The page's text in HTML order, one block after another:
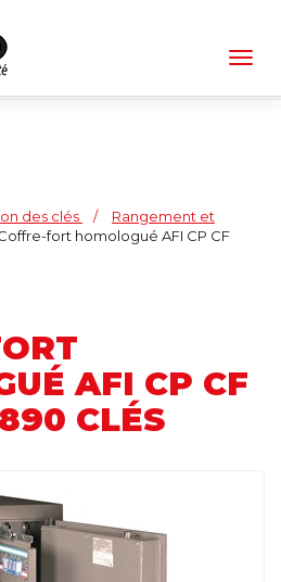
des clés /
Rangement et
fort homologué AFI CP CF
AFI CP CF
CLÉS